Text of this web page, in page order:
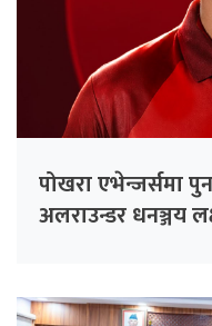
पोखरा एभेन्जर्समा
अलराउन्डर धनञ्जय